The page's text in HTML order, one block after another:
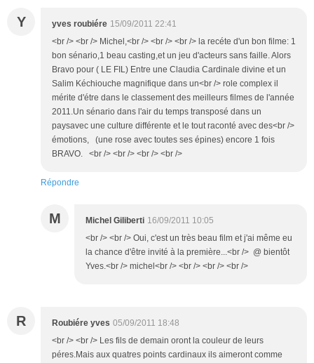
Y yves roubiére 15/09/2011 22:41
<br /> <br /> Michel,<br /> <br /> <br /> la recéte d'un bon filme: 1
bon sénario,1 beau casting,et un jeu d'acteurs sans faille. Alors
Bravo pour ( LE FIL) Entre une Claudia Cardinale divine et un
Salim Kéchiouche magnifique dans un<br /> role complex il
mérite d'étre dans le classement des meilleurs filmes de l'année
2011.Un sénario dans l'air du temps transposé dans un
paysavec une culture différente et le tout raconté avec des<br />
émotions, (une rose avec toutes ses épines) encore 1 fois
BRAVO. <br /> <br /> <br /> <br />
Répondre
M Michel Giliberti 16/09/2011 10:05
<br /> <br /> Oui, c'est un très beau film et j'ai même eu
la chance d'être invité à la première...<br /> @ bientôt
Yves.<br /> michel<br /> <br /> <br /> <br />
R Roubiére yves 05/09/2011 18:48
<br /> <br /> Les fils de demain oront la couleur de leurs
péres.Mais aux quatres points cardinaux ils aimeront comme